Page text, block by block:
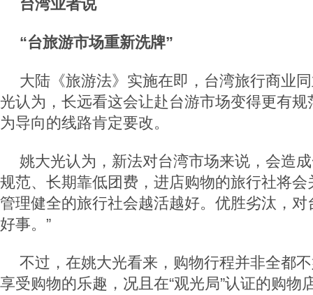
台湾业者说
“台旅游市场重新洗牌”
大陆《旅游法》实施在即，台湾旅行商业
光认为，长远看这会让赴台游市场变得更有
为导向的线路肯定要改。
姚大光认为，新法对台湾市场来说，会造
规范、长期靠低团费，进店购物的旅行社将
管理健全的旅行社会越活越好。优胜劣汰，
好事。”
不过，在姚大光看来，购物行程并非全都
享受购物的乐趣，况且在“观光局”认证的购物